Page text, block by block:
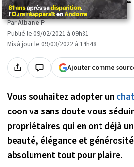
ParAlbane P
Publié le 09/02/2021 à 09h31
Mis à jour le 09/03/2022 à 14h48
Ajouter comme
Vous souhaitez adopter un chat
coon va sans doute vous
propriétaires qui en ont déjà
beauté, élégance et
absolument tout pour plaire.